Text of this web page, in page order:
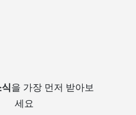
을 가장 먼저 받아보
세요